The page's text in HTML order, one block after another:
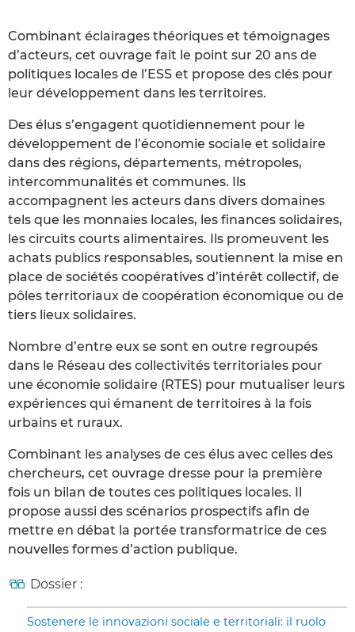
Combinant éclairages théoriques et témoignages
d’acteurs, cet ouvrage fait le point sur 20 ans de
politiques locales de l’ESS et propose des clés pour
leur développement dans les territoires.
Des élus s’engagent quotidiennement pour le
développement de l’économie sociale et solidaire
dans des régions, départements, métropoles,
intercommunalités et communes. Ils
accompagnent les acteurs dans divers domaines
tels que les monnaies locales, les finances solidaires,
les circuits courts alimentaires. Ils promeuvent les
achats publics responsables, soutiennent la mise en
place de sociétés coopératives d’intérêt collectif, de
pôles territoriaux de coopération économique ou de
tiers lieux solidaires.
Nombre d’entre eux se sont en outre regroupés
dans le Réseau des collectivités territoriales pour
une économie solidaire (RTES) pour mutualiser leurs
expériences qui émanent de territoires à la fois
urbains et ruraux.
Combinant les analyses de ces élus avec celles des
chercheurs, cet ouvrage dresse pour la première
fois un bilan de toutes ces politiques locales. Il
propose aussi des scénarios prospectifs afin de
mettre en débat la portée transformatrice de ces
nouvelles formes d’action publique.
Dossier :
Sostenere le innovazioni sociale e territoriali: il ruolo